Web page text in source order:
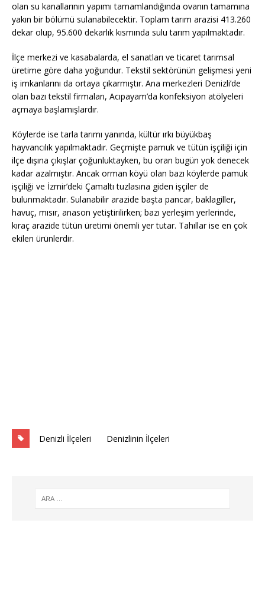
olan su kanallarının yapımı tamamlandığında ovanın tamamına
yakın bir bölümü sulanabilecektir. Toplam tarım arazisi 413.260
dekar olup, 95.600 dekarlık kısmında sulu tarım yapılmaktadır.
İlçe merkezi ve kasabalarda, el sanatları ve ticaret tarımsal
üretime göre daha yoğundur. Tekstil sektörünün gelişmesi yeni
iş imkanlarını da ortaya çıkarmıştır. Ana merkezleri Denizli’de
olan bazı tekstil firmaları, Acıpayam’da konfeksiyon atölyeleri
açmaya başlamışlardır.
Köylerde ise tarla tarımı yanında, kültür ırkı büyükbaş
hayvancılık yapılmaktadır. Geçmişte pamuk ve tütün işçiliği için
ilçe dışına çıkışlar çoğunluktayken, bu oran bugün yok denecek
kadar azalmıştır. Ancak orman köyü olan bazı köylerde pamuk
işçiliği ve İzmir’deki Çamaltı tuzlasına giden işçiler de
bulunmaktadır. Sulanabilir arazide başta pancar, baklagiller,
havuç, mısır, anason yetiştirilirken; bazı yerleşim yerlerinde,
kıraç arazide tütün üretimi önemli yer tutar. Tahıllar ise en çok
ekilen ürünlerdir.
Denizli İlçeleri Denizlinin İlçeleri